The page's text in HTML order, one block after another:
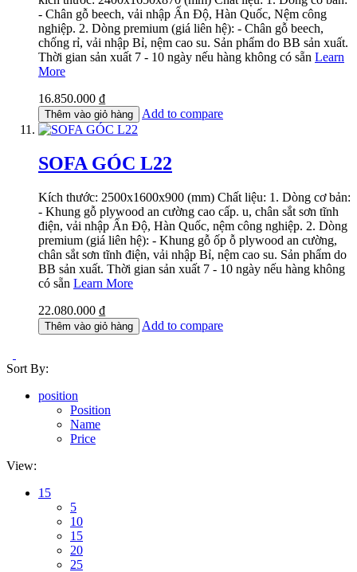
- Chân gỗ beech, vải nhập Ấn Độ, Hàn Quốc, Nệm công
nghiệp. 2. Dòng premium (giá liên hệ): - Chân gỗ beech,
chống rỉ, vải nhập Bỉ, nệm cao su. Sản phẩm do BB sản xuất.
Thời gian sản xuất 7 - 10 ngày nếu hàng không có sẵn Learn
More
16.850.000 ₫
Thêm vào giỏ hàng Add to compare
SOFA GÓC L22
Kích thước: 2500x1600x900 (mm) Chất liệu: 1. Dòng cơ bản:
- Khung gỗ plywood an cường cao cấp. u, chân sắt sơn tĩnh
điện, vải nhập Ấn Độ, Hàn Quốc, nệm công nghiệp. 2. Dòng
premium (giá liên hệ): - Khung gỗ ốp ỗ plywood an cường,
chân sắt sơn tĩnh điện, vải nhập Bỉ, nệm cao su. Sản phẩm do
BB sản xuất. Thời gian sản xuất 7 - 10 ngày nếu hàng không
có sẵn Learn More
22.080.000 ₫
Thêm vào giỏ hàng Add to compare
Sort By:
position
Position
Name
Price
View:
15
5
10
15
20
25